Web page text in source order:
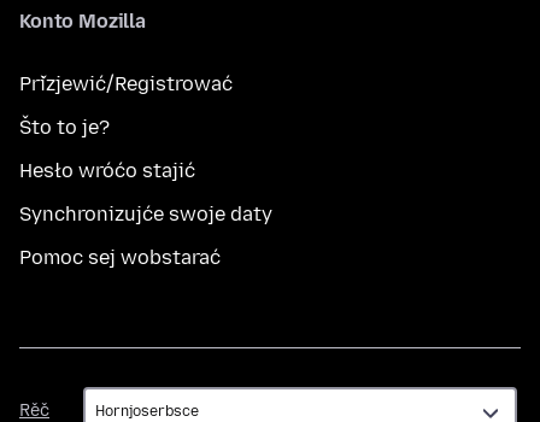
Konto Mozilla
Přizjewić/Registrować
Što to je?
Hesło wróćo stajić
Synchronizujće swoje daty
Pomoc sej wobstarać
Rěč
Rěč